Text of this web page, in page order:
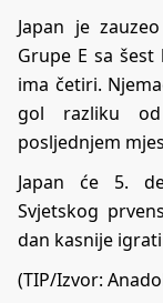
Japan je
Grupe E sa
ima četiri.
gol razliku
posljednjem
Japan će 5.
Svjetskog
dan kasnije
(TIP/Izvor: